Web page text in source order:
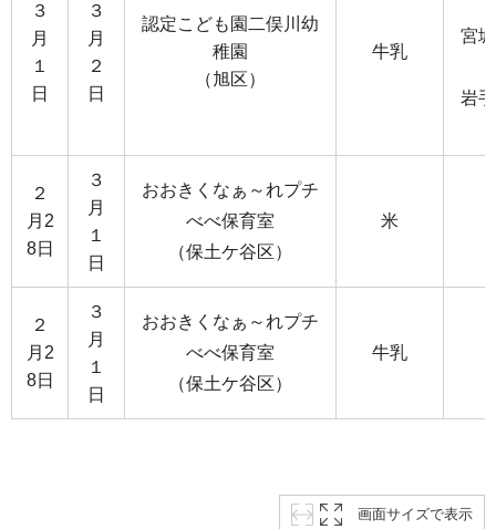
３
月
１
日
３
月
２
日
認定こども園二俣川幼
稚園
（旭区）
牛乳
宮
岩
２
月2
8日
３
月
１
日
おおきくなぁ～れプチ
べべ保育室
（保土ケ谷区）
米
２
月2
8日
３
月
１
日
おおきくなぁ～れプチ
べべ保育室
（保土ケ谷区）
牛乳
画面サイズで表示